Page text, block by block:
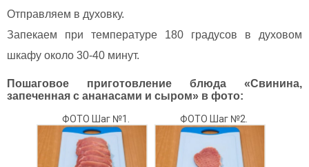
Отправляем в духовку.
Запекаем при температуре 180 градусов в духовом
шкафу около 30-40 минут.
Пошаговое приготовление блюда «Свинина,
запеченная с ананасами и сыром» в фото:
ФОТО Шаг №1. ФОТО Шаг №2.